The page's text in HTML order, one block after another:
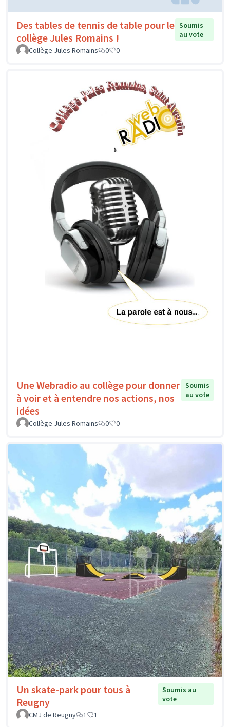
Des tables de tennis de table pour le
collège Jules Romains !
Soumis
au vote
Collège Jules Romains
0 0
Une Webradio au collège pour donner
à voir et à entendre nos actions, nos
idées
Soumis
au vote
Collège Jules Romains 0 0
Un skate-park pour tous à
Reugny
Soumis au
vote
CMJ de Reugny
1 1